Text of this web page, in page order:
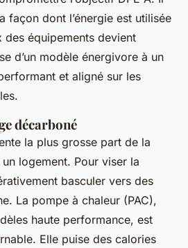
façon dont l’énergie est utilisée
des équipements devient
d’un modèle énergivore à un
et aligné sur les
décarboné
la plus grosse part de la
logement. Pour viser la
basculer vers des
La pompe à chaleur (PAC),
haute performance, est
Elle puise des calories